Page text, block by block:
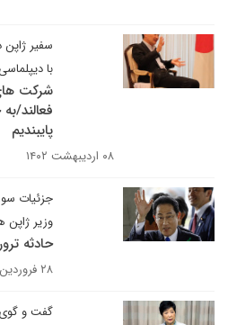
سفیر
با
شرکت
فعالند/
پایبندیم
۰۸ اردیبهشت ۱۴۰۲
جزئیات
وزیر ژاپن
حادثه
۲۸ فروردین ۱۴۰۲
گفت و گوی